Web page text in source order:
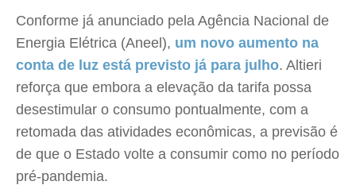
Conforme já anunciado pela Agência Nacional de
Energia Elétrica (Aneel), um novo aumento na
conta de luz está previsto já para julho. Altieri
reforça que embora a elevação da tarifa possa
desestimular o consumo pontualmente, com a
retomada das atividades econômicas, a previsão é
de que o Estado volte a consumir como no período
pré-pandemia.